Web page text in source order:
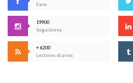
Fans
19900
Seguidores
+ 6200
Lectores diarios